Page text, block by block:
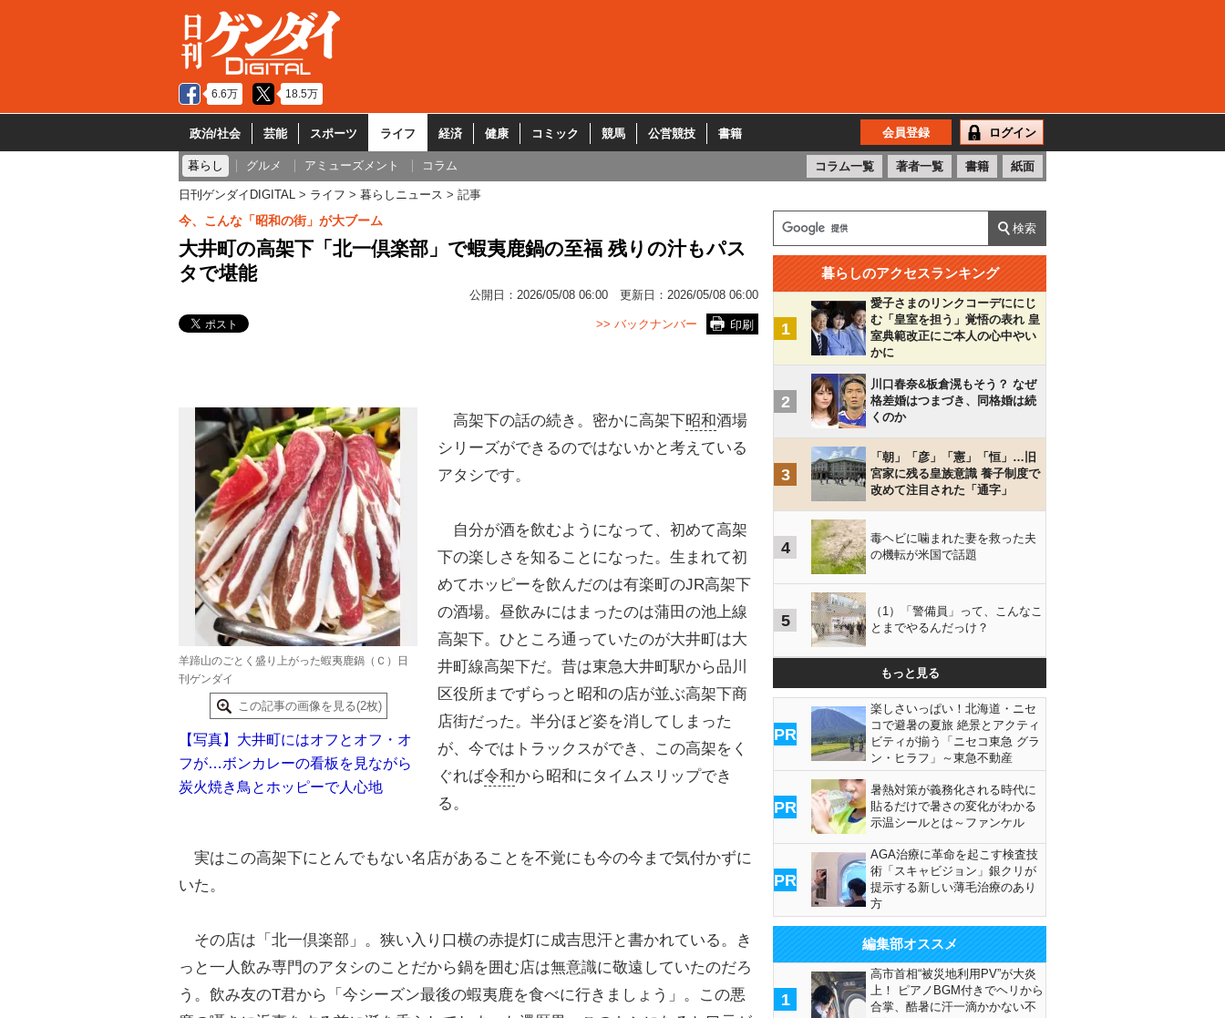
6.6万 18.5万
政治/社会 芸能 スポーツ ライフ 経済 健康 コミック 競馬 公営競技 書籍 会員登録 ログイン
暮らし グルメ アミューズメント コラム コラム一覧 著者一覧 書籍 紙面
日刊ゲンダイDIGITAL ライフ 暮らしニュース 記事
今、こんな「昭和の街」が大ブーム
大井町の高架下「北一倶楽部」で蝦夷鹿鍋の至福 残りの汁もパス
タで堪能
公開日： 2026/05/08 06:00 更新日： 2026/05/08 06:00
印刷
>> バックナンバー
羊蹄山のごとく盛り上がった蝦夷鹿鍋（Ｃ）日
刊ゲンダイ
この記事の画像を見る(2枚)
【写真】大井町にはオフとオフ・オ
フが…ボンカレーの看板を見ながら
炭火焼き鳥とホッピーで人心地
高架下の話の続き。密かに高架下昭和酒場
シリーズができるのではないかと考えている
アタシです。
自分が酒を飲むようになって、初めて高架
下の楽しさを知ることになった。生まれて初
めてホッピーを飲んだのは有楽町のJR高架下
の酒場。昼飲みにはまったのは蒲田の池上線
高架下。ひところ通っていたのが大井町は大
井町線高架下だ。昔は東急大井町駅から品川
区役所までずらっと昭和の店が並ぶ高架下商
店街だった。半分ほど姿を消してしまった
が、今ではトラックスができ、この高架をく
ぐれば令和から昭和にタイムスリップでき
る。
実はこの高架下にとんでもない名店があることを不覚にも今の今まで気付かずに
いた。
その店は「北一倶楽部」。狭い入り口横の赤提灯に成吉思汗と書かれている。き
っと一人飲み専門のアタシのことだから鍋を囲む店は無意識に敬遠していたのだろ
う。飲み友のT君から「今シーズン最後の蝦夷鹿を食べに行きましょう」。この悪
暮らしのアクセスランキング
1
愛子さまのリンクコーデににじ
む「皇室を担う」覚悟の表れ 皇
室典範改正にご本人の心中やい
かに
2
川口春奈&板倉滉もそう？ なぜ
格差婚はつまづき、同格婚は続
くのか
3
「朝」「彦」「憲」「恒」…旧
宮家に残る皇族意識 養子制度で
改めて注目された「通字」
4
毒ヘビに噛まれた妻を救った夫
の機転が米国で話題
5
（1）「警備員」って、こんなこ
とまでやるんだっけ？
もっと見る
PR
楽しさいっぱい！北海道・ニセ
コで避暑の夏旅 絶景とアクティ
ビティが揃う「ニセコ東急 グラ
ン・ヒラフ」～東急不動産
PR
暑熱対策が義務化される時代に
貼るだけで暑さの変化がわかる
示温シールとは～ファンケル
PR
AGA治療に革命を起こす検査技
術「スキャビジョン」銀クリが
提示する新しい薄毛治療のあり
方
編集部オススメ
1
高市首相“被災地利用PV”が大炎
上！ ピアノBGM付きでヘリから
合掌、酷暑に汗一滴かかない不